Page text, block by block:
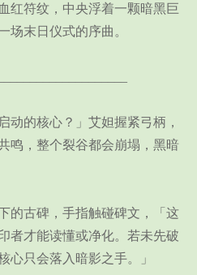
红符纹，中央浮着一颗暗黑巨
场末日仪式的序曲。
核心？」艾妲握紧弓柄，
鸣，整个裂谷都会崩塌，黑暗
古碑，手指触碰碑文，「这
者才能读懂或净化。若未先破
心只会落入暗影之手。」